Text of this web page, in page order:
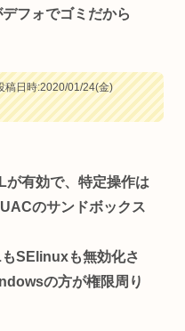
フォでゴミだから
稿日時:2020/01/24(金)
有効で、特定操作は
のサンドボックス
SElinuxも無効化さ
の方が権限周り